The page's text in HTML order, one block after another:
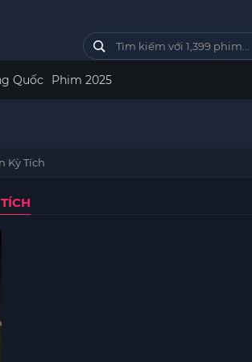
Quốc Phim 2025
Kỳ Tích